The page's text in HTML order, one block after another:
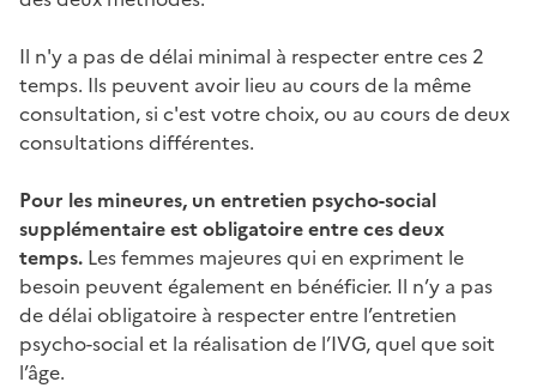
Il n'y a pas de délai minimal à respecter entre ces 2
temps. Ils peuvent avoir lieu au cours de la même
consultation, si c'est votre choix, ou au cours de deux
consultations différentes.
Pour les mineures, un entretien psycho-social
supplémentaire est obligatoire entre ces deux
temps. Les femmes majeures qui en expriment le
besoin peuvent également en bénéficier. Il n’y a pas
de délai obligatoire à respecter entre l’entretien
psycho-social et la réalisation de l’IVG, quel que soit
l’âge.